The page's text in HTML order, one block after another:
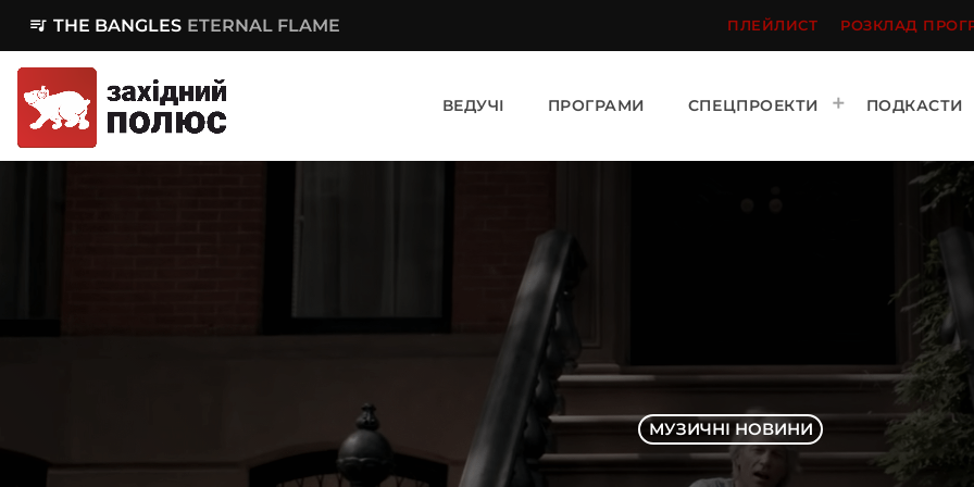
queue_music THE BANGLES ETERNAL FLAME ПЛЕЙЛИСТ РОЗКЛАД
ВЕДУЧІ ПРОГРАМИ СПЕЦПРОЕКТИ ПОДКАСТИ
МУЗИЧНІ НОВИНИ